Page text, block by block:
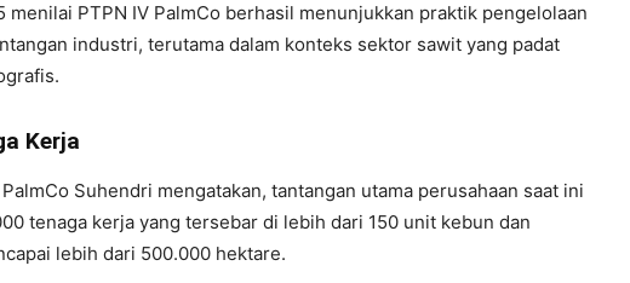
menilai PTPN IV PalmCo berhasil menunjukkan praktik pengelolaan
industri, terutama dalam konteks sektor sawit yang padat
Kerja
Suhendri mengatakan, tantangan utama perusahaan saat ini
tenaga kerja yang tersebar di lebih dari 150 unit kebun dan
lebih dari 500.000 hektare.